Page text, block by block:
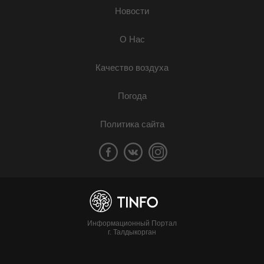
Новости
О Нас
Качество воздуха
Погода
Политика сайта
Информационный Портал
г. Талдыкорган